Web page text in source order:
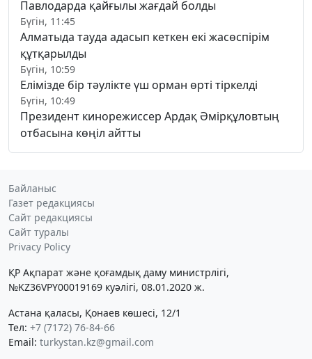
Павлодарда қайғылы жағдай болды
Бүгін, 11:45
Алматыда тауда адасып кеткен екі жасөспірім
құтқарылды
Бүгін, 10:59
Елімізде бір тәулікте үш орман өрті тіркелді
Бүгін, 10:49
Президент кинорежиссер Ардақ Әмірқұловтың
отбасына көңіл айтты
Байланыс
Газет редакциясы
Сайт редакциясы
Сайт туралы
Privacy Policy
ҚР Ақпарат және қоғамдық даму министрлігі,
№KZ36VPY00019169 куәлігі, 08.01.2020 ж.
Астана қаласы, Қонаев көшесі, 12/1
Тел: +7 (7172) 76-84-66
Email: turkystan.kz@gmail.com